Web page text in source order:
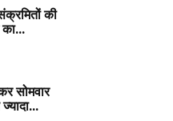
की
का...
सोमवार